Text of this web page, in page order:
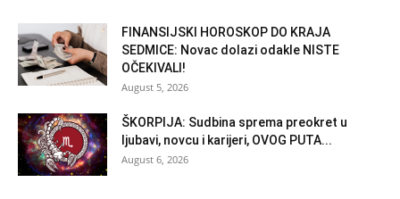
FINANSIJSKI HOROSKOP DO KRAJA
SEDMICE: Novac dolazi odakle NISTE
OČEKIVALI!
August 5, 2026
ŠKORPIJA: Sudbina sprema preokret u
ljubavi, novcu i karijeri, OVOG PUTA...
August 6, 2026